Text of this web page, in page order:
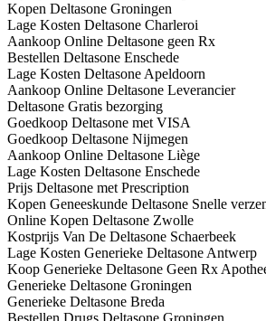
Kopen Deltasone Groningen
Lage Kosten Deltasone Charleroi
Aankoop Online Deltasone geen Rx
Bestellen Deltasone Enschede
Lage Kosten Deltasone Apeldoorn
Aankoop Online Deltasone Leverancier
Deltasone Gratis bezorging
Goedkoop Deltasone met VISA
Goedkoop Deltasone Nijmegen
Aankoop Online Deltasone Liège
Lage Kosten Deltasone Enschede
Prijs Deltasone met Prescription
Kopen Geneeskunde Deltasone Snelle
Online Kopen Deltasone Zwolle
Kostprijs Van De Deltasone Schaerbeek
Lage Kosten Generieke Deltasone Antwerp
Koop Generieke Deltasone Geen Rx
Generieke Deltasone Groningen
Generieke Deltasone Breda
Bestellen Drugs Deltasone Groningen